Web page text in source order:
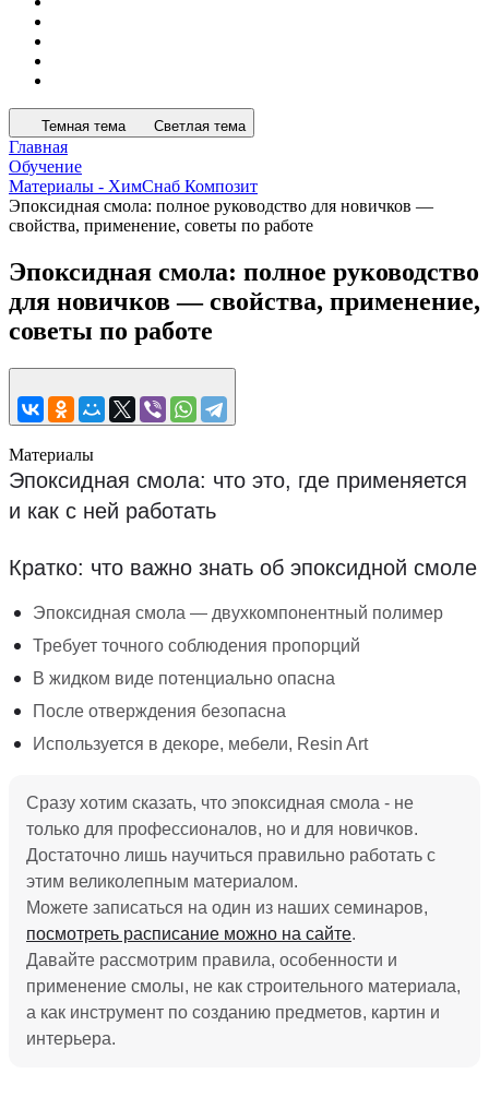
Темная тема Светлая тема
Главная
Обучение
Материалы - ХимСнаб Композит
Эпоксидная смола: полное руководство для новичков —
свойства, применение, советы по работе
Эпоксидная смола: полное руководство
для новичков — свойства, применение,
советы по работе
Материалы
Эпоксидная смола: что это, где применяется
и как с ней работать
Кратко: что важно знать об эпоксидной смоле
Эпоксидная смола — двухкомпонентный полимер
Требует точного соблюдения пропорций
В жидком виде потенциально опасна
После отверждения безопасна
Используется в декоре, мебели, Resin Art
Сразу хотим сказать, что эпоксидная смола - не
только для профессионалов, но и для новичков.
Достаточно лишь научиться правильно работать с
этим великолепным материалом.
Можете записаться на один из наших семинаров,
посмотреть расписание можно на сайте.
Давайте рассмотрим правила, особенности и
применение смолы, не как строительного материала,
а как инструмент по созданию предметов, картин и
интерьера.